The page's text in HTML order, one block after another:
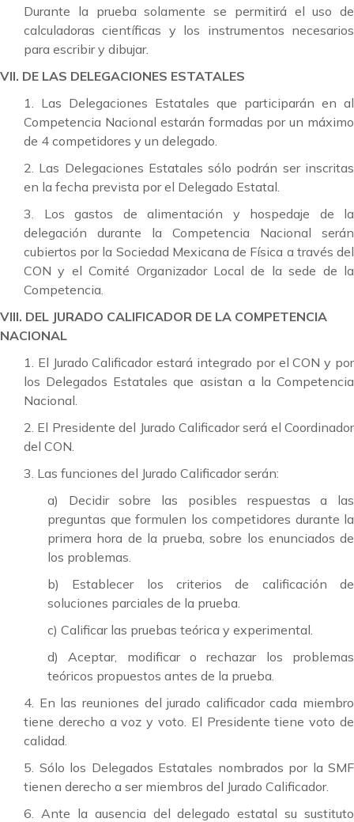
Durante la prueba solamente se permitirá el uso de
calculadoras científicas y los instrumentos necesarios
para escribir y dibujar.
VII. DE LAS DELEGACIONES ESTATALES
1. Las Delegaciones Estatales que participarán en al
Competencia Nacional estarán formadas por un máximo
de 4 competidores y un delegado.
2. Las Delegaciones Estatales sólo podrán ser inscritas
en la fecha prevista por el Delegado Estatal.
3. Los gastos de alimentación y hospedaje de la
delegación durante la Competencia Nacional serán
cubiertos por la Sociedad Mexicana de Física a través del
CON y el Comité Organizador Local de la sede de la
Competencia.
VIII. DEL JURADO CALIFICADOR DE LA COMPETENCIA
NACIONAL
1. El Jurado Calificador estará integrado por el CON y por
los Delegados Estatales que asistan a la Competencia
Nacional.
2. El Presidente del Jurado Calificador será el Coordinador
del CON.
3. Las funciones del Jurado Calificador serán:
a) Decidir sobre las posibles respuestas a las
preguntas que formulen los competidores durante la
primera hora de la prueba, sobre los enunciados de
los problemas.
b) Establecer los criterios de calificación de
soluciones parciales de la prueba.
c) Calificar las pruebas teórica y experimental.
d) Aceptar, modificar o rechazar los problemas
teóricos propuestos antes de la prueba.
4. En las reuniones del jurado calificador cada miembro
tiene derecho a voz y voto. El Presidente tiene voto de
calidad.
5. Sólo los Delegados Estatales nombrados por la SMF
tienen derecho a ser miembros del Jurado Calificador.
6. Ante la ausencia del delegado estatal su sustituto